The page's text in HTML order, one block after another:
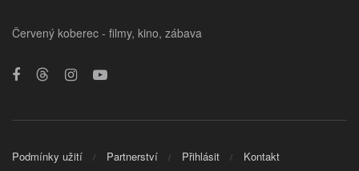
Červený koberec - filmy, kino, zábava
Podmínky užití Partnerství Přihlásit Kontakt